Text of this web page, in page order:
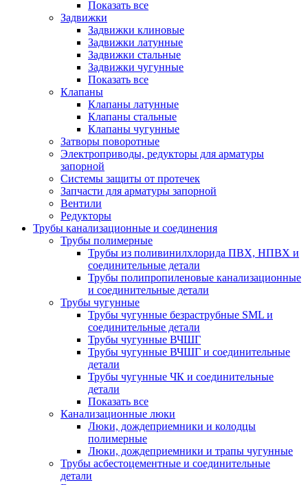
Показать все
Задвижки
Задвижки клиновые
Задвижки латунные
Задвижки стальные
Задвижки чугунные
Показать все
Клапаны
Клапаны латунные
Клапаны стальные
Клапаны чугунные
Затворы поворотные
Электроприводы, редукторы для арматуры
запорной
Системы защиты от протечек
Запчасти для арматуры запорной
Вентили
Редукторы
Трубы канализационные и соединения
Трубы полимерные
Трубы из поливинилхлорида ПВХ, НПВХ и
соединительные детали
Трубы полипропиленовые канализационные
и соединительные детали
Трубы чугунные
Трубы чугунные безраструбные SML и
соединительные детали
Трубы чугунные ВЧШГ
Трубы чугунные ВЧШГ и соединительные
детали
Трубы чугунные ЧК и соединительные
детали
Показать все
Канализационные люки
Люки, дождеприемники и колодцы
полимерные
Люки, дождеприемники и трапы чугунные
Трубы асбестоцементные и соединительные
детали